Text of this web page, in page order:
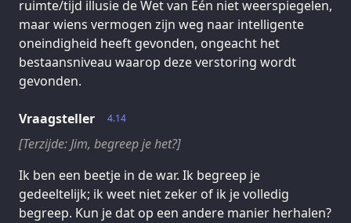
ruimte/tijd illusie de Wet van Eén niet weerspiegelen,
maar wiens vermogen zijn weg naar intelligente
oneindigheid heeft gevonden, ongeacht het
bestaansniveau waarop deze verstoring wordt
gevonden.
4.14
Vraagsteller
[Terzijde: Jim, begreep je het?]
Ik ben een beetje in de war. Ik begreep je
gedeeltelijk; ik weet niet zeker of ik je volledig
begreep. Kun je dat op een andere manier herhalen?